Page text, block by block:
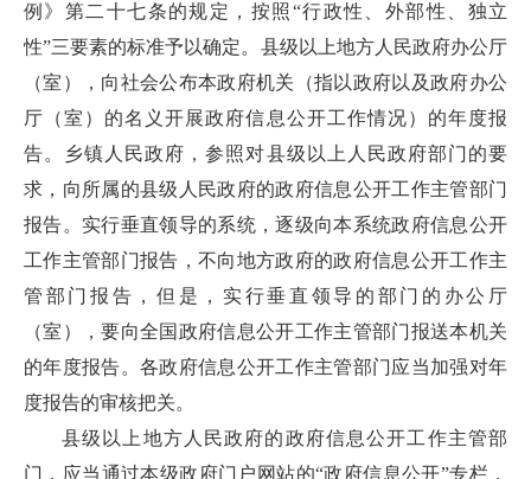
例》第二十七条的规定，按照“行政性、外部性、独立
性”三要素的标准予以确定。县级以上地方人民政府办公厅
（室），向社会公布本政府机关（指以政府以及政府办公
厅（室）的名义开展政府信息公开工作情况）的年度报
告。乡镇人民政府，参照对县级以上人民政府部门的要
求，向所属的县级人民政府的政府信息公开工作主管部门
报告。实行垂直领导的系统，逐级向本系统政府信息公开
工作主管部门报告，不向地方政府的政府信息公开工作主
管部门报告，但是，实行垂直领导的部门的办公厅
（室），要向全国政府信息公开工作主管部门报送本机关
的年度报告。各政府信息公开工作主管部门应当加强对年
度报告的审核把关。
县级以上地方人民政府的政府信息公开工作主管部
门，应当通过本级政府门户网站的“政府信息公开”专栏，